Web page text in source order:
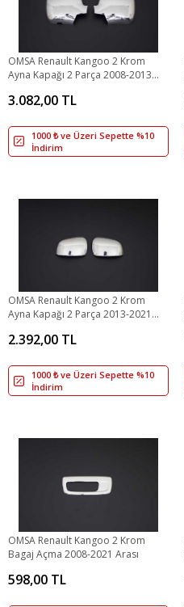
OMSA Renault Kangoo 2 Krom
Ayna Kapağı 2 Parça 2008-2013
3.082,00 TL
1000 ₺ ve Üzeri Sepette %10
İndirim
OMSA Renault Kangoo 2 Krom
Ayna Kapağı 2 Parça 2013-2021
2.392,00 TL
1000 ₺ ve Üzeri Sepette %10
İndirim
OMSA Renault Kangoo 2 Krom
Bagaj Açma 2008-2021 Arası
598,00 TL